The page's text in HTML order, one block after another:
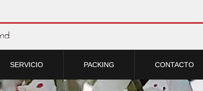
SERVICIO PACKING CONTACTO